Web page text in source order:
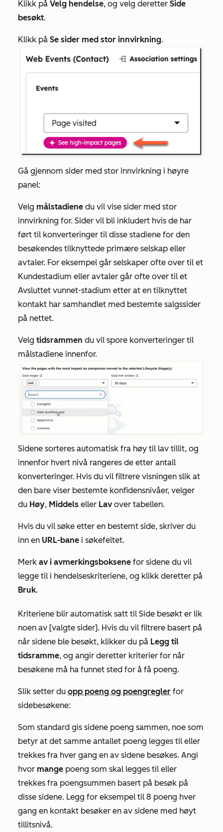
Klikk på Velg hendelse, og velg deretter Side
besøkt.
Klikk på Se sider med stor innvirkning.
Gå gjennom sider med stor innvirkning i høyre
panel:
Velg målstadiene du vil vise sider med stor
innvirkning for. Sider vil bli inkludert hvis de har
ført til konverteringer til disse stadiene for den
besøkendes tilknyttede primære selskap eller
avtaler. For eksempel går selskaper ofte over til et
Kundestadium eller avtaler går ofte over til et
Avsluttet vunnet-stadium etter at en tilknyttet
kontakt har samhandlet med bestemte salgssider
på nettet.
Velg tidsrammen du vil spore konverteringer til
målstadiene innenfor.
Sidene sorteres automatisk fra høy til lav tillit, og
innenfor hvert nivå rangeres de etter antall
konverteringer. Hvis du vil filtrere visningen slik at
den bare viser bestemte konfidensnivåer, velger
du Høy, Middels eller Lavover tabellen.
Hvis du vil søke etter en bestemt side, skriver du
inn en URL-bane i søkefeltet.
Merk av i avmerkingsboksene for sidene du vil
legge til i hendelseskriteriene, og klikk deretter på
Bruk.
Kriteriene blir automatisk satt til Side besøkt er lik
noen av [valgte sider]. Hvis du vil filtrere basert på
når sidene ble besøkt, klikker du på Legg til
tidsramme, og angir deretter kriterier for når
besøkene må ha funnet sted for å få poeng.
Slik setter du opp poeng og poengregler for
sidebesøkene:
Som standard gis sidene poeng sammen, noe som
betyr at det samme antallet poeng legges til eller
trekkes fra hver gang en av sidene besøkes. Angi
hvor mange poeng som skal legges til eller
trekkes fra poengsummen basert på besøk på
disse sidene. Legg for eksempel til 8 poeng hver
gang en kontakt besøker en av sidene med høyt
tillitsnivå.